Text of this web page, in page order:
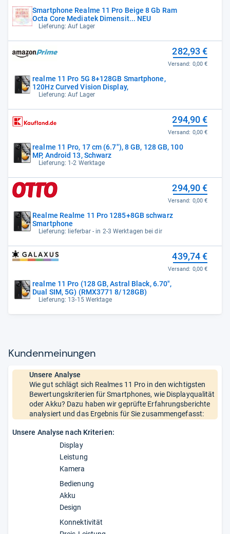
Smartphone Realme 11 Pro Beige 8 Gb Ram
Octa Core Mediatek Dimensit... NEU
Lieferung: Auf Lager
realme 11 Pro 5G 8+128GB Smartphone,
120Hz Curved Vision Display,
Lieferung: Auf Lager
282,93 €
Versand: 0,00 €
realme 11 Pro, 17 cm (6.7"), 8 GB, 128 GB, 100
MP, Android 13, Schwarz
Lieferung: 1-2 Werktage
294,90 €
Versand: 0,00 €
Realme Realme 11 Pro 1285+8GB schwarz
Smartphone
Lieferung: lieferbar - in 2-3 Werktagen bei dir
294,90 €
Versand: 0,00 €
realme 11 Pro (128 GB, Astral Black, 6.70",
Dual SIM, 5G) (RMX3771 8/128GB)
Lieferung: 13-15 Werktage
439,74 €
Versand: 0,00 €
Kun­den­mei­nun­gen
Unsere Analyse
Wie gut schlägt sich Realmes 11 Pro in den wichtigsten
Bewertungskriterien für Smartphones, wie Displayqualität
oder Akku? Dazu haben wir geprüfte Erfahrungsberichte
analysiert und das Ergebnis für Sie zusammengefasst:
Unsere Analyse nach Kriterien:
Display
Leistung
Kamera
Bedienung
Akku
Design
Konnektivität